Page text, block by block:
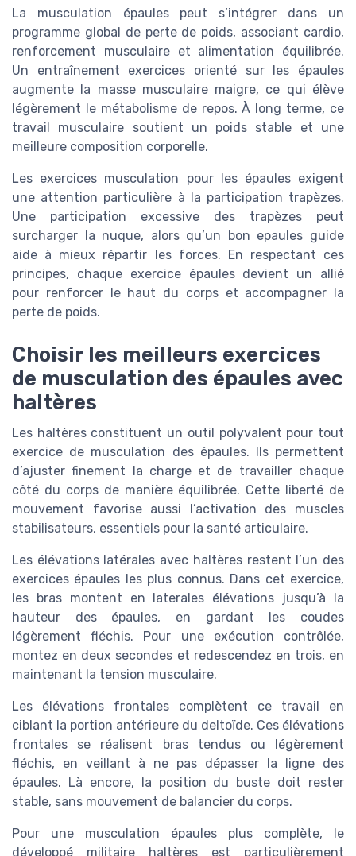
La musculation épaules peut s’intégrer dans un
programme global de perte de poids, associant cardio,
renforcement musculaire et alimentation équilibrée.
Un entraînement exercices orienté sur les épaules
augmente la masse musculaire maigre, ce qui élève
légèrement le métabolisme de repos. À long terme, ce
travail musculaire soutient un poids stable et une
meilleure composition corporelle.
Les exercices musculation pour les épaules exigent
une attention particulière à la participation trapèzes.
Une participation excessive des trapèzes peut
surcharger la nuque, alors qu’un bon epaules guide
aide à mieux répartir les forces. En respectant ces
principes, chaque exercice épaules devient un allié
pour renforcer le haut du corps et accompagner la
perte de poids.
Choisir les meilleurs exercices
de musculation des épaules avec
haltères
Les haltères constituent un outil polyvalent pour tout
exercice de musculation des épaules. Ils permettent
d’ajuster finement la charge et de travailler chaque
côté du corps de manière équilibrée. Cette liberté de
mouvement favorise aussi l’activation des muscles
stabilisateurs, essentiels pour la santé articulaire.
Les élévations latérales avec haltères restent l’un des
exercices épaules les plus connus. Dans cet exercice,
les bras montent en laterales élévations jusqu’à la
hauteur des épaules, en gardant les coudes
légèrement fléchis. Pour une exécution contrôlée,
montez en deux secondes et redescendez en trois, en
maintenant la tension musculaire.
Les élévations frontales complètent ce travail en
ciblant la portion antérieure du deltoïde. Ces élévations
frontales se réalisent bras tendus ou légèrement
fléchis, en veillant à ne pas dépasser la ligne des
épaules. Là encore, la position du buste doit rester
stable, sans mouvement de balancier du corps.
Pour une musculation épaules plus complète, le
développé militaire haltères est particulièrement